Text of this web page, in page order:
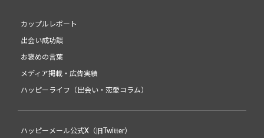
カップルレポート
出会い成功談
お褒めの言葉
メディア掲載・広告実績
ハッピーライフ（出会い・恋愛コラム）
ハッピーメール公式X（旧Twitter）